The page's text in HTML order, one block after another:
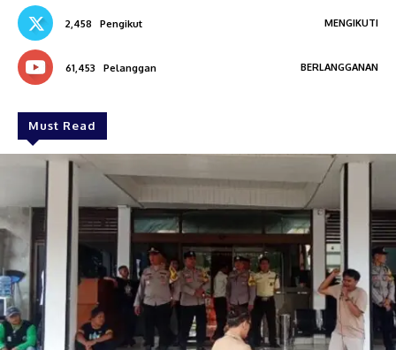
2,458 Pengikut MENGIKUTI
61,453 Pelanggan BERLANGGANAN
Must Read